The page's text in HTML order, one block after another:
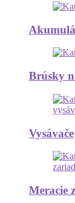
Brúsky
Vysávače
Meracie